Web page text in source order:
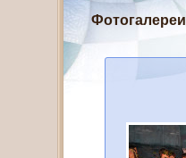
Фотогалереи